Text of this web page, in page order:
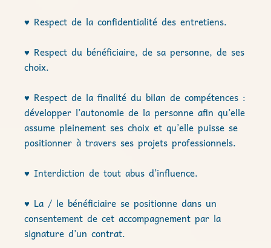
♥ Respect de la confidentialité des entretiens.
♥ Respect du bénéficiaire, de sa personne, de ses
choix.
♥ Respect de la finalité du bilan de compétences :
développer l’autonomie de la personne afin qu’elle
assume pleinement ses choix et qu’elle puisse se
positionner à travers ses projets professionnels.
♥ Interdiction de tout abus d’influence.
♥ La / le bénéficiaire se positionne dans un
consentement de cet accompagnement par la
signature d’un contrat.